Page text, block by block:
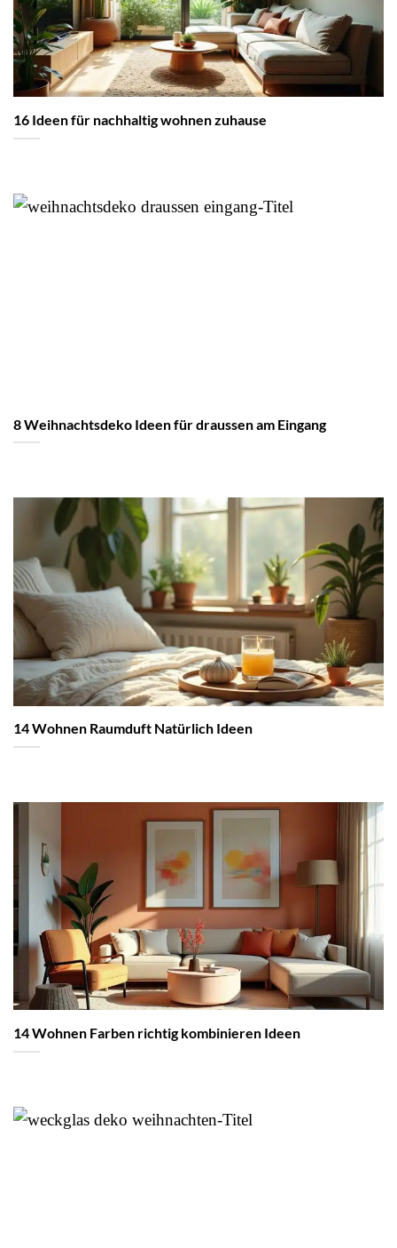
16 Ideen für nachhaltig wohnen zuhause
8 Weihnachtsdeko Ideen für draussen am Eingang
14 Wohnen Raumduft Natürlich Ideen
14 Wohnen Farben richtig kombinieren Ideen